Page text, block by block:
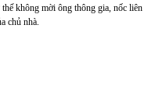
không mời ông thông gia, nốc liên
chủ nhà.